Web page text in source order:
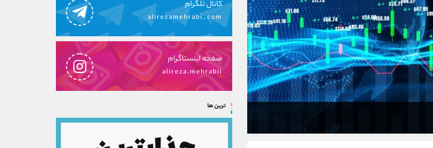
کانال تلگرام
alirezamehrabi_com
صفحه اینستاگرام
alireza.mehrabii
ترین ها